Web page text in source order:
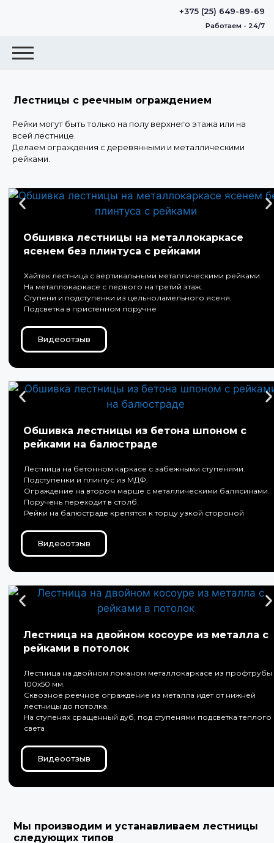
+375 (25) 649-89-69
Работаем - 24/7
Лестницы с реечным ограждением
Рейки могут быть только на полу верхнего этажа или на
всей лестнице.
Делаем ограждения с деревянными и металлическими
рейками.
Обшивка лестницы на металлокаркасе
ясенем без плинтуса с рейками
Хайтек лестница с вертикальными металлическими рейками.
На металлокаркасе с первого на третий этаж.
Ступени и подступенки из цельноламельного ясеня.
Подсветка в пристенном поручне
Видеоотзыв
Обшивка лестницы из бетона шпоном с
рейками на балюстраде
Лестница на бетонном каркасе с забежными ступенями.
Подступенки и плинтус из МДФ.
Ограждение на втором марше с металлическими балясинами.
Поручень переходит в столб.
Рейки на балюстраде крепятся к торцу узкой стороной
Видеоотзыв
Лестница на двойном косоуре из металла с
рейками в потолок
Лестница на двойном ломаном металлокаркасе из профтрубы
100х50 мм.
Сквозное реечное ограждение из металла идет от нижней
лестницы до потолка.
На ступенях сращенный дуб, под ступенями подсветка теплого
света
Видеоотзыв
Мы производим и устанавливаем лестницы
следующих типов